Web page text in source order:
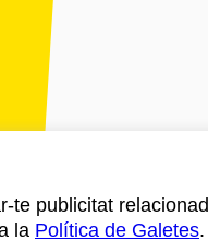
publicitat
la Política de Galetes.